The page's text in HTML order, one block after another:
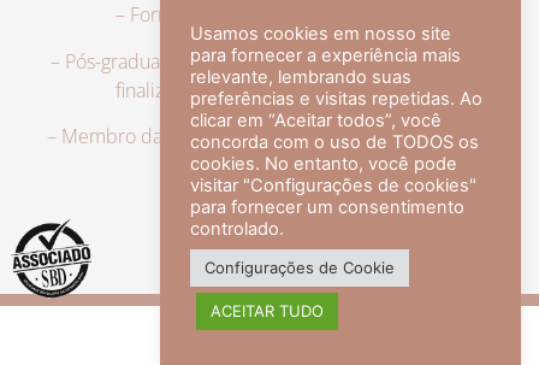
– Formação em Medicina pela UFRJ.
– Pós-graduação em Dermatologia pela UFRJ, tendo
finalizado a especialização em 2007.
– Membro da Sociedade Brasileira de Dermatologia,
com título de especialista.
veja mais +
Usamos cookies em nosso site
para fornecer a experiência mais
relevante, lembrando suas
preferências e visitas repetidas. Ao
clicar em “Aceitar todos”, você
concorda com o uso de TODOS os
cookies. No entanto, você pode
visitar "Configurações de cookies"
para fornecer um consentimento
controlado.
Configurações de Cookie
ACEITAR TUDO